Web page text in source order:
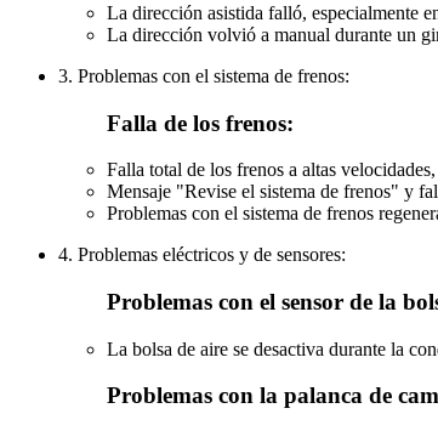
La dirección asistida falló, especialmente
La dirección volvió a manual durante un
3. Problemas con el sistema de frenos:
Falla de los frenos:
Falla total de los frenos a altas
Mensaje "Revise el sistema de frenos" y
Problemas con el sistema de frenos
4. Problemas eléctricos y de sensores:
Problemas con el sensor de la
La bolsa de aire se desactiva durante la
Problemas con la palanca de